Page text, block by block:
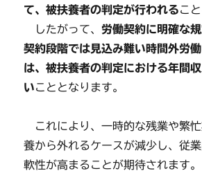
て、被扶養者の判定が行われるこ
したがって、 労働契約に明確な
契約段階では見込み難い時間外労
は、被扶養者の判定における年間
いこととなります。
これにより、一時的な残業や繁
養から外れるケースが減少し、従
軟性が高まることが期待されます。